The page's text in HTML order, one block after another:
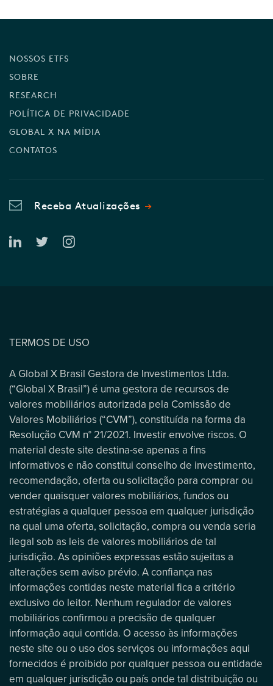
NOSSOS ETFS
SOBRE
RESEARCH
POLÍTICA DE PRIVACIDADE
GLOBAL X NA MÍDIA
CONTATOS
Receba Atualizações
TERMOS DE USO
A Global X Brasil Gestora de Investimentos Ltda.
(“Global X Brasil”) é uma gestora de recursos de
valores mobiliários autorizada pela Comissão de
Valores Mobiliários (“CVM”), constituída na forma da
Resolução CVM n° 21/2021. Investir envolve riscos. O
material deste site destina-se apenas a fins
informativos e não constitui conselho de investimento,
recomendação, oferta ou solicitação para comprar ou
vender quaisquer valores mobiliários, fundos ou
estratégias a qualquer pessoa em qualquer jurisdição
na qual uma oferta, solicitação, compra ou venda seria
ilegal sob as leis de valores mobiliários de tal
jurisdição. As opiniões expressas estão sujeitas a
alterações sem aviso prévio. A confiança nas
informações contidas neste material fica a critério
exclusivo do leitor. Nenhum regulador de valores
mobiliários confirmou a precisão de qualquer
informação aqui contida. O acesso às informações
neste site ou o uso dos serviços ou informações aqui
fornecidos é proibido por qualquer pessoa ou entidade
em qualquer jurisdição ou país onde tal distribuição ou